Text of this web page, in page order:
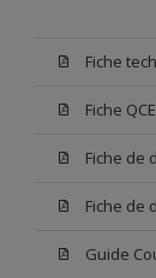
Fiche
Fiche
Guide